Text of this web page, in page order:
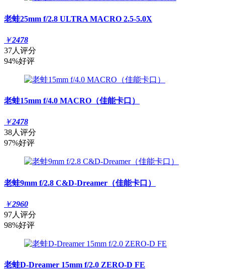
老蛙25mm f/2.8 ULTRA MACRO 2.5-5.0X
￥2478
37人评分
94%好评
老蛙15mm f/4.0 MACRO（佳能卡口）
￥2478
38人评分
97%好评
老蛙9mm f/2.8 C&D-Dreamer（佳能卡口）
￥2960
97人评分
98%好评
老蛙D-Dreamer 15mm f/2.0 ZERO-D FE